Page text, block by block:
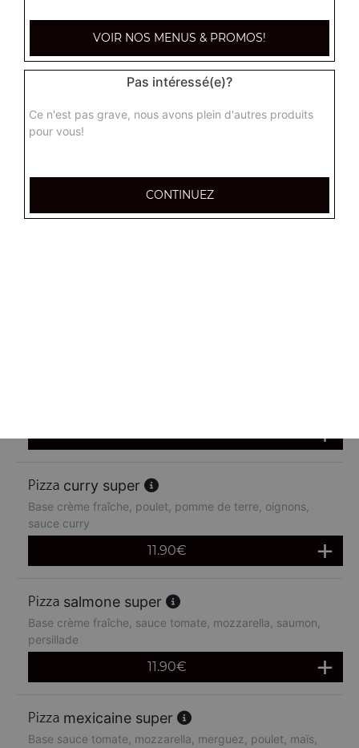
paysanne super
Base crème fraîche, lardons, pommes de terre, oignons,
oeuf
Base crème fraîche, chorizo, raclette, pomme de terre,
11.90€
curry super
Base crème fraîche, poulet, pomme de terre, oignons,
sauce curry
11.90€
salmone super
Base crème fraîche, sauce tomate, mozzarella, saumon,
persillade
11.90€
mexicaine super
Base sauce tomate, mozzarella, merguez, poulet, maïs,
VOIR NOS MENUS & PROMOS!
Pas intéressé(e)?
Ce n'est pas grave, nous avons plein d'autres produits
pour vous!
CONTINUEZ